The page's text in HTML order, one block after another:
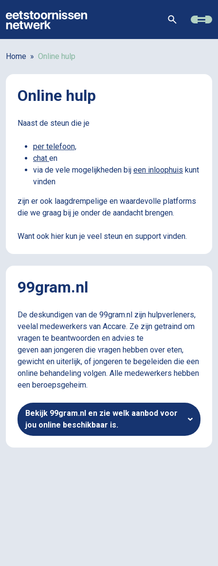
Home » Online hulp
Online hulp
Naast de steun die je
per telefoon,
chat en
via de vele mogelijkheden bij een inloophuis kunt
vinden
zijn er ook laagdrempelige en waardevolle platforms
die we graag bij je onder de aandacht brengen.
Want ook hier kun je veel steun en support vinden.
99gram.nl
De deskundigen van de 99gram.nl zijn hulpverleners,
veelal medewerkers van Accare. Ze zijn getraind om
vragen te beantwoorden en advies te
geven aan jongeren die vragen hebben over eten,
gewicht en uiterlijk, of jongeren te begeleiden die een
online behandeling volgen. Alle medewerkers hebben
een beroepsgeheim.
Bekijk 99gram.nl en zie welk aanbod voor
jou online beschikbaar is.